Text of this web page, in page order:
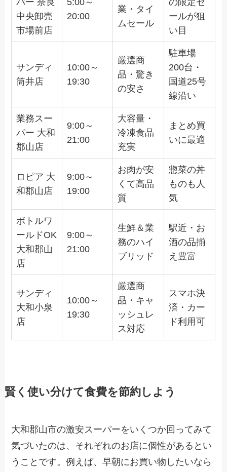
パー 奈良
中央卸売
市場前店
5:00～
20:00
業・タイ
ムセール
の限定セ
ールが狙
い目
サンディ
筒井店
10:00～
19:30
厳選商
品・驚き
の安さ
駐車場
200台・
国道25号
線沿い
業務スー
パー 大和
郡山店
9:00～
21:00
大容量・
冷凍食品
充実
まとめ買
いに最適
ロピア 大
和郡山店
9:00～
19:00
お肉が安
くて高品
質
惣菜の丼
ものも人
気
ボトルワ
ールドOK
大和郡山
店
9:00～
21:00
生鮮＆業
務のハイ
ブリッド
駅近・お
酒の品揃
え豊富
サンディ
大和小泉
店
10:00～
19:30
厳選商
品・キャ
ッシュレ
ス対応
スマホ決
済・カー
ド利用可
賢く使い分けて食費を節約しよう
大和郡山市の激安スーパーをいくつか回ってみて
気づいたのは、それぞれのお店に個性があるとい
うことです。例えば、早朝にお買い物したいなら